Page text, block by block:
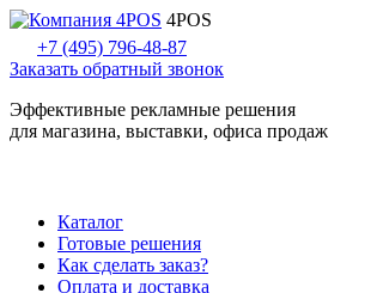
4POS
+7 (495) 796-48-87
Заказать обратный звонок
Эффективные рекламные решения
для магазина, выставки, офиса продаж
Каталог
Готовые решения
Как сделать заказ?
Оплата и доставка